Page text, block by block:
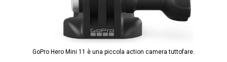
GoPro Hero Mini 11 è una piccola action camera tuttofare.